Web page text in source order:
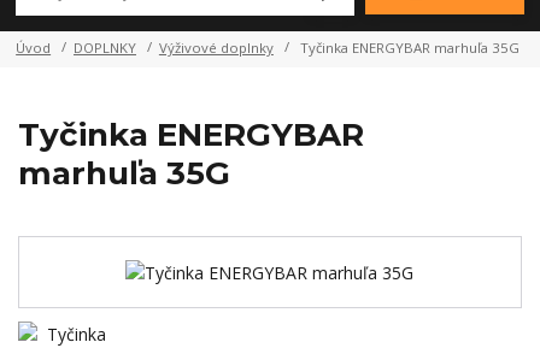
Úvod DOPLNKY Výživové doplnky Tyčinka ENERGYBAR marhuľa 35G
Tyčinka ENERGYBAR
marhuľa 35G